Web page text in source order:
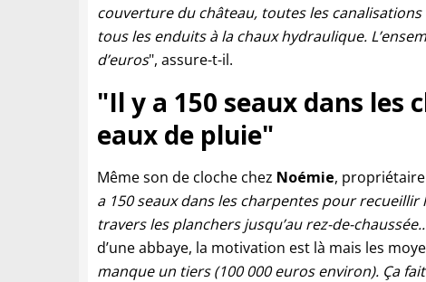
couverture du château, toutes les
tous les enduits à la chaux hydraulique.
d’euros", assure-t-il.
"Il y a 150 seaux dans
eaux de pluie"
Même son de cloche chez Noémie,
a 150 seaux dans les charpentes pour
travers les planchers jusqu’au rez-de-
d’une abbaye, la motivation est là mais les
manque un tiers (100 000 euros environ). Ça